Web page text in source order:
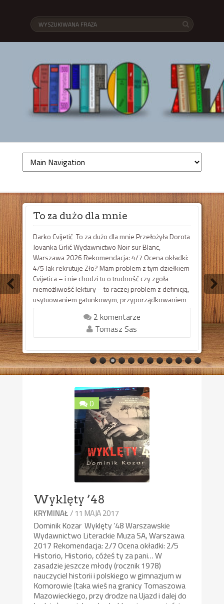
To za dużo dla mnie
Darko Cvijetić To za dużo dla mnie Przełożyła Dorota
Jovanka Cirlić Wydawnictwo Noir sur Blanc,
Warszawa 2026 Rekomendacja: 4/7 Ocena okładki:
4/5 Jak rekrutuje Zło? Mam problem z tym dziełkiem
Cvijetica – i nie chodzi tu o trudność czy zgoła
niemożliwość lektury – to raczej problem z definicją,
usytuowaniem gatunkowym, przyporządkowaniem
wyczuwalnych zmysłowo tudzież rozumow...
2 komentarze
Tomasz Sas
0
Wyklęty ’48
KRYMINAŁ/ 11 MAJA 2017
Dominik Kozar Wyklęty ’48 Warszawskie
Wydawnictwo Literackie Muza SA, Warszawa
2017 Rekomendacja: 2/7 Ocena okładki: 2/5
Historio, Historio, cóżeś ty za pani… W
zasadzie jeszcze młody (rocznik 1978)
nauczyciel historii i polskiego w gimnazjum w
Komorowie (taka wieś na granicy Tomaszowa
Mazowieckiego, przy drodze na Ujazd i dalej do